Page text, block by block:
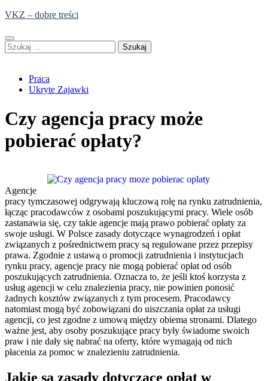
Skip
content
VKZ – dobre treści
Szukaj:
Praca
Ukryte Zajawki
Czy agencja pracy może
pobierać opłaty?
Agencje
pracy tymczasowej odgrywają kluczową rolę na rynku zatrudnienia,
łącząc pracodawców z osobami poszukującymi pracy. Wiele osób
zastanawia się, czy takie agencje mają prawo pobierać opłaty za
swoje usługi. W Polsce zasady dotyczące wynagrodzeń i opłat
związanych z pośrednictwem pracy są regulowane przez przepisy
prawa. Zgodnie z ustawą o promocji zatrudnienia i instytucjach
rynku pracy, agencje pracy nie mogą pobierać opłat od osób
poszukujących zatrudnienia. Oznacza to, że jeśli ktoś korzysta z
usług agencji w celu znalezienia pracy, nie powinien ponosić
żadnych kosztów związanych z tym procesem. Pracodawcy
natomiast mogą być zobowiązani do uiszczania opłat za usługi
agencji, co jest zgodne z umową między obiema stronami. Dlatego
ważne jest, aby osoby poszukujące pracy były świadome swoich
praw i nie dały się nabrać na oferty, które wymagają od nich
płacenia za pomoc w znalezieniu zatrudnienia.
Jakie są zasady dotyczące opłat w